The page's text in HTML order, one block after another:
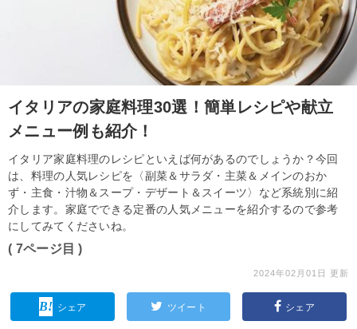
イタリアの家庭料理30選！簡単レシピや献立
メニュー例も紹介！
イタリア家庭料理のレシピといえば何があるのでしょうか？今回
は、料理の人気レシピを〈副菜＆サラダ・主菜＆メインのおか
ず・主食・汁物＆スープ・デザート＆スイーツ〉など系統別に紹
介します。家庭でできる定番の人気メニューを紹介するので参考
にしてみてくださいね。
( 7ページ目 )
2024年02月01日 更新
シェア ツイート シェア